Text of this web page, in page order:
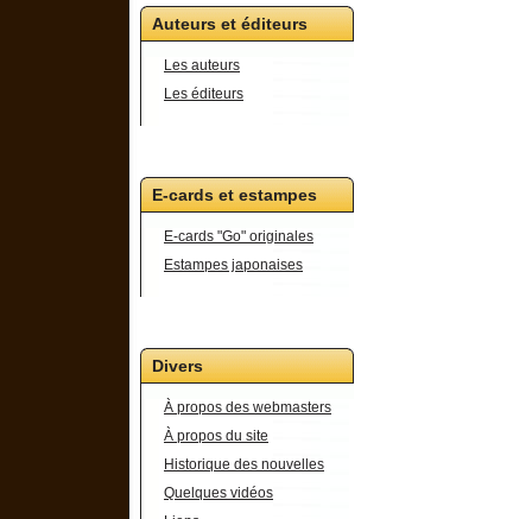
Auteurs et éditeurs
Les auteurs
Les éditeurs
E-cards et estampes
E-cards "Go" originales
Estampes japonaises
Divers
À propos des webmasters
À propos du site
Historique des nouvelles
Quelques vidéos